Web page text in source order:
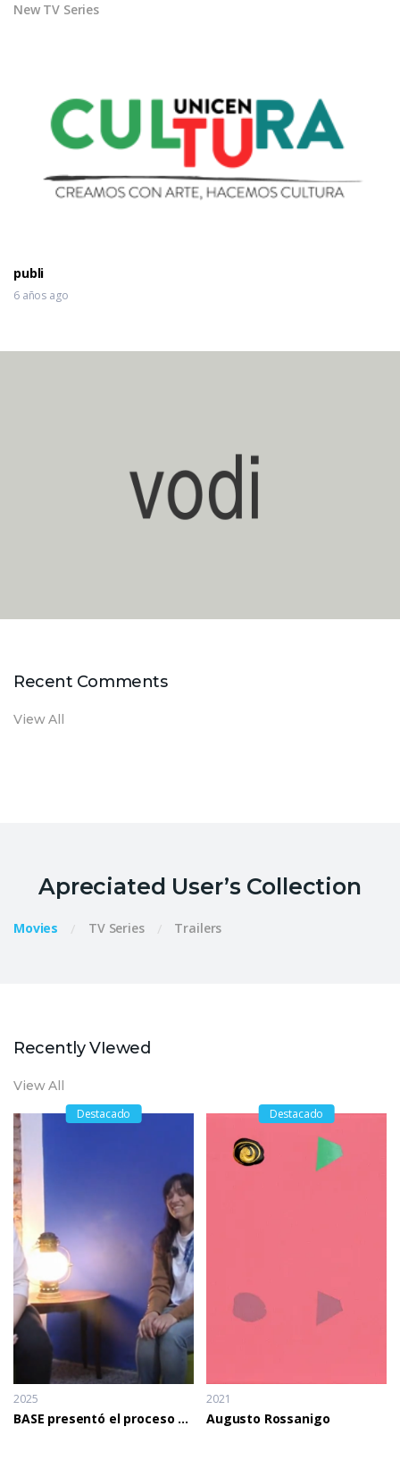
New TV Series
publi
6 años ago
Recent Comments
View All
Apreciated User’s Collection
Movies TV Series Trailers
Recently VIewed
View All
Destacado
2025
BASE presentó el proceso de trabajo de Paula Aldea
Destacado
2021
Augusto Rossanigo